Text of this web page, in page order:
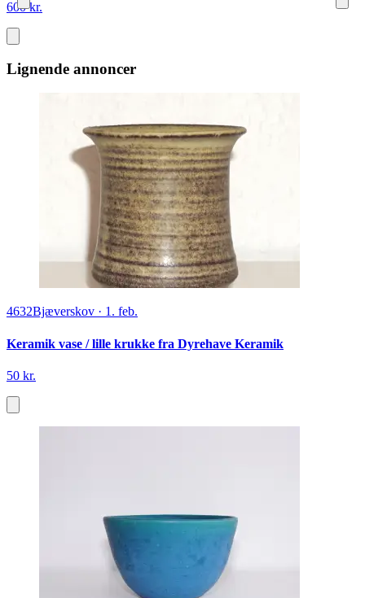
600 kr.
Lignende annoncer
4632Bjæverskov · 1. feb.
Keramik vase / lille krukke fra Dyrehave Keramik
50 kr.